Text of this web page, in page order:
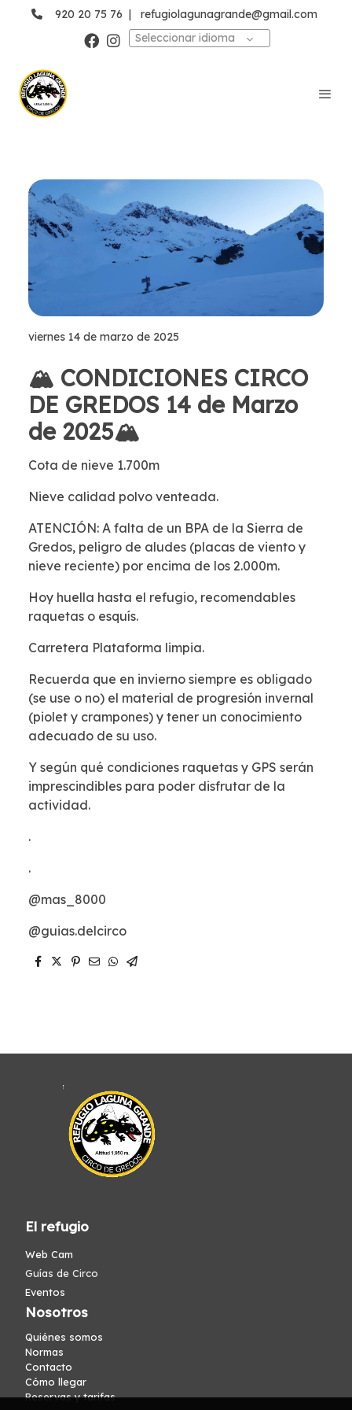
920 20 75 76 |
refugiolagunagrande@gmail.com
Seleccionar idioma
viernes 14 de marzo de 2025
🏔 CONDICIONES CIRCO
DE GREDOS 14 de Marzo
de 2025🏔
Cota de nieve 1.700m
Nieve calidad polvo venteada.
ATENCIÓN: A falta de un BPA de la Sierra de
Gredos, peligro de aludes (placas de viento y
nieve reciente) por encima de los 2.000m.
Hoy huella hasta el refugio, recomendables
raquetas o esquís.
Carretera Plataforma limpia.
Recuerda que en invierno siempre es obligado
(se use o no) el material de progresión invernal
(piolet y crampones) y tener un conocimiento
adecuado de su uso.
Y según qué condiciones raquetas y GPS serán
imprescindibles para poder disfrutar de la
actividad.
.
.
@mas_8000
@guias.delcirco
El refugio
Web Cam
Guías de Circo
Eventos
Nosotros
Quiénes somos
Normas
Contacto
Cómo llegar
Reservas y tarifas